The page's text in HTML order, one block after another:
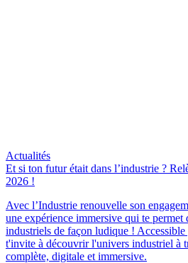
Actualités
Et si ton futur était dans l’industrie ?
2026 !
Avec l’Industrie renouvelle son
une expérience immersive qui te permet
industriels de façon ludique !
t'invite à découvrir l'univers industriel à
complète, digitale et immersive.